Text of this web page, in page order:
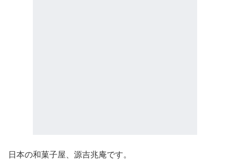
日本の和菓子屋、源吉兆庵です。